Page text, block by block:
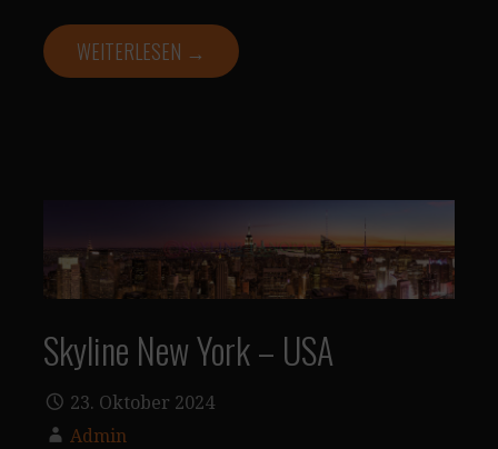
WEITERLESEN →
Skyline New York – USA
23. Oktober 2024
Admin